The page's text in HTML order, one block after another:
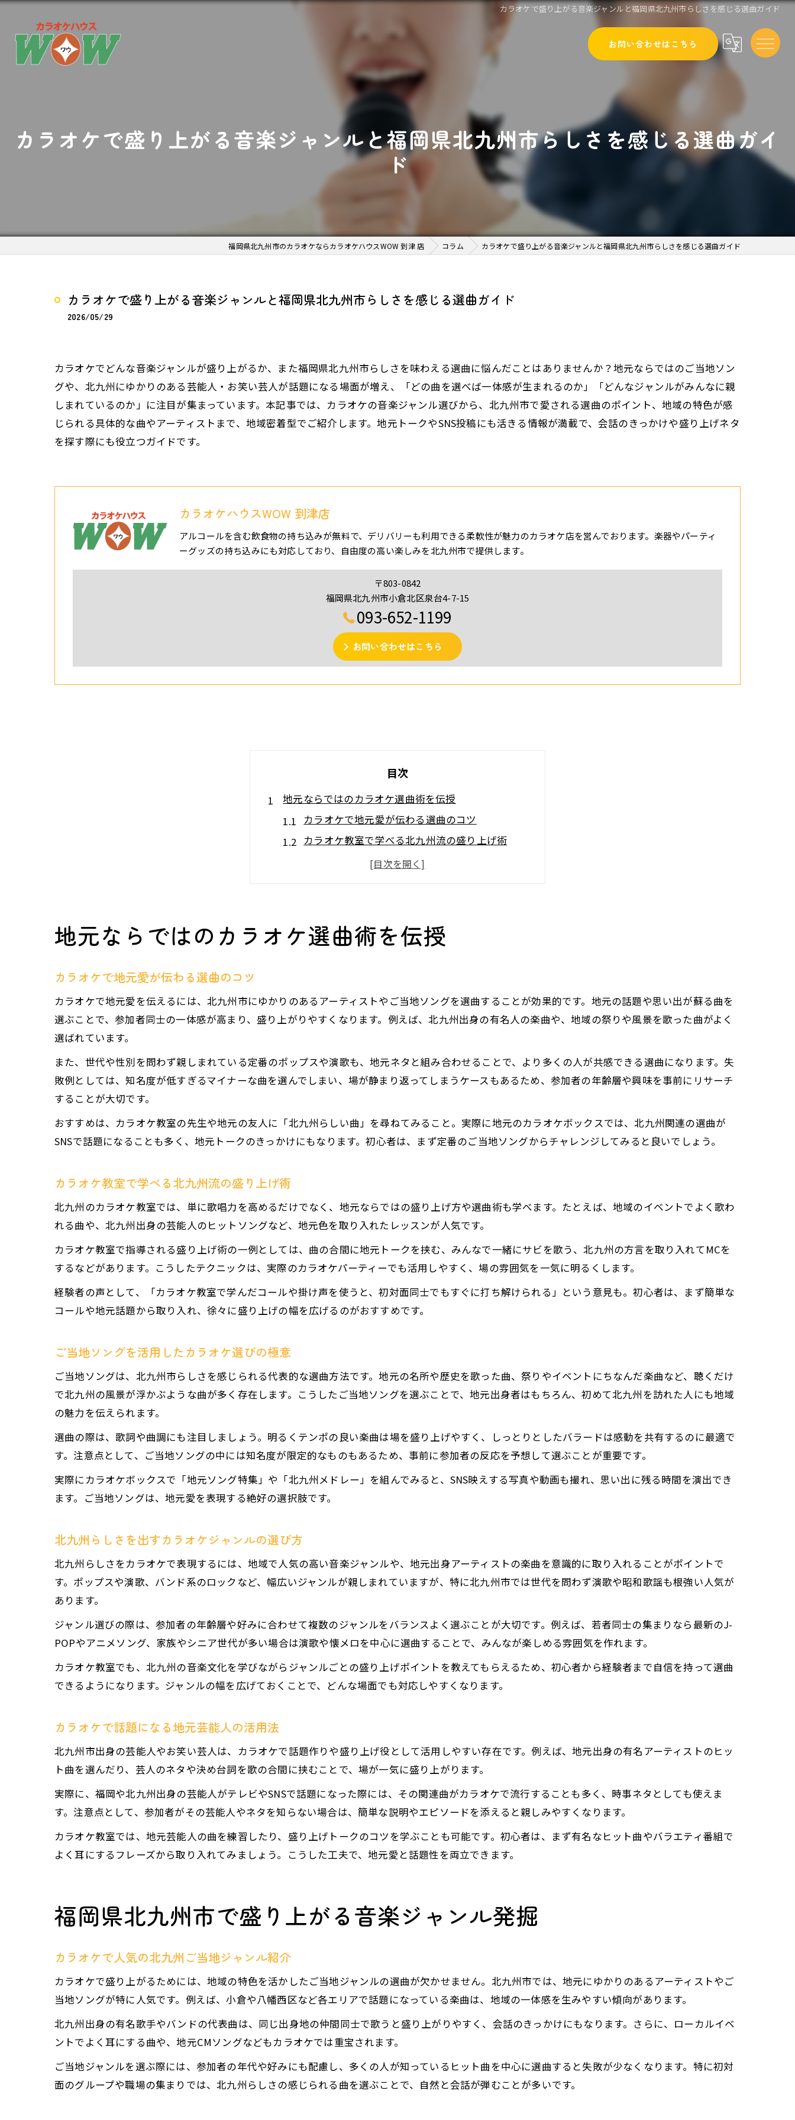
カラオケで盛り上がる音楽ジャンルと福岡県北九州市らしさを感じる選曲ガイド
お問い合わせはこちら
カラオケで盛り上がる音楽ジャンルと福岡県北九州市らしさを感じる選曲ガイ
ド
福岡県北九州市のカラオケならカラオケハウスWOW 到津 店 コラム カラオケで盛り上がる音楽ジャンルと福岡県北九州市らしさを感じる選曲ガイド
カラオケで盛り上がる音楽ジャンルと福岡県北九州市らしさを感じる選曲ガイド
2026/05/29
カラオケでどんな音楽ジャンルが盛り上がるか、また福岡県北九州市らしさを味わえる選曲に悩んだことはありませんか？地元ならではのご当地ソン
グや、北九州にゆかりのある芸能人・お笑い芸人が話題になる場面が増え、「どの曲を選べば一体感が生まれるのか」「どんなジャンルがみんなに親
しまれているのか」に注目が集まっています。本記事では、カラオケの音楽ジャンル選びから、北九州市で愛される選曲のポイント、地域の特色が感
じられる具体的な曲やアーティストまで、地域密着型でご紹介します。地元トークやSNS投稿にも活きる情報が満載で、会話のきっかけや盛り上げネタ
を探す際にも役立つガイドです。
カラオケハウスWOW 到津店
アルコールを含む飲食物の持ち込みが無料で、デリバリーも利用できる柔軟性が魅力のカラオケ店を営んでおります。楽器やパーティ
ーグッズの持ち込みにも対応しており、自由度の高い楽しみを北九州市で提供します。
〒803-0842
福岡県北九州市小倉北区泉台4-7-15
093-652-1199
お問い合わせはこちら
目次
地元ならではのカラオケ選曲術を伝授
カラオケで地元愛が伝わる選曲のコツ
カラオケ教室で学べる北九州流の盛り上げ術
ご当地ソングを活用したカラオケ選びの極意
福岡県北九州市で盛り上がる音楽ジャンル発掘
カラオケで人気の北九州ご当地ジャンル紹介
芸能人ゆかりのカラオケジャンルおすすめ特集
カラオケで一体感が生まれる音楽ジャンル分析
カラオケと北九州市の音楽文化の深い関係
安いカラオケ店で味わう地元ならではの魅力
芸能人やご当地ソングで地域愛を深める方法
カラオケ教室が紹介する北九州らしい楽しみ方
ご当地ソングが光るカラオケジャンル特集
カラオケで盛り上がる北九州流ジャンル選び
カラオケ喫茶でも人気の地域密着ジャンル
北九州芸能人ゆかりの音楽ジャンルが話題
話題を集めるカラオケ曲選びの極意
カラオケで注目される選曲のポイントを解説
芸能人にまつわるカラオケ選曲の工夫
カラオケ教室推薦の話題曲と選び方のコツ
カラオケで迷わない北九州おすすめジャンル
ご当地ソングに強いカラオケジャンル紹介
カラオケボックスで人気の選曲ジャンルとは
芸能人ゆかりのカラオケ曲を選ぶメリット
地元ならではのカラオケ選曲術を伝授
カラオケで地元愛が伝わる選曲のコツ
カラオケで地元愛を伝えるには、北九州市にゆかりのあるアーティストやご当地ソングを選曲することが効果的です。地元の話題や思い出が蘇る曲を
選ぶことで、参加者同士の一体感が高まり、盛り上がりやすくなります。例えば、北九州出身の有名人の楽曲や、地域の祭りや風景を歌った曲がよく
選ばれています。
また、世代や性別を問わず親しまれている定番のポップスや演歌も、地元ネタと組み合わせることで、より多くの人が共感できる選曲になります。失
敗例としては、知名度が低すぎるマイナーな曲を選んでしまい、場が静まり返ってしまうケースもあるため、参加者の年齢層や興味を事前にリサーチ
することが大切です。
おすすめは、カラオケ教室の先生や地元の友人に「北九州らしい曲」を尋ねてみること。実際に地元のカラオケボックスでは、北九州関連の選曲が
SNSで話題になることも多く、地元トークのきっかけにもなります。初心者は、まず定番のご当地ソングからチャレンジしてみると良いでしょう。
カラオケ教室で学べる北九州流の盛り上げ術
北九州のカラオケ教室では、単に歌唱力を高めるだけでなく、地元ならではの盛り上げ方や選曲術も学べます。たとえば、地域のイベントでよく歌わ
れる曲や、北九州出身の芸能人のヒットソングなど、地元色を取り入れたレッスンが人気です。
カラオケ教室で指導される盛り上げ術の一例としては、曲の合間に地元トークを挟む、みんなで一緒にサビを歌う、北九州の方言を取り入れてMCを
するなどがあります。こうしたテクニックは、実際のカラオケパーティーでも活用しやすく、場の雰囲気を一気に明るくします。
経験者の声として、「カラオケ教室で学んだコールや掛け声を使うと、初対面同士でもすぐに打ち解けられる」という意見も。初心者は、まず簡単な
コールや地元話題から取り入れ、徐々に盛り上げの幅を広げるのがおすすめです。
ご当地ソングを活用したカラオケ選びの極意
ご当地ソングは、北九州市らしさを感じられる代表的な選曲方法です。地元の名所や歴史を歌った曲、祭りやイベントにちなんだ楽曲など、聴くだけ
で北九州の風景が浮かぶような曲が多く存在します。こうしたご当地ソングを選ぶことで、地元出身者はもちろん、初めて北九州を訪れた人にも地域
の魅力を伝えられます。
選曲の際は、歌詞や曲調にも注目しましょう。明るくテンポの良い楽曲は場を盛り上げやすく、しっとりとしたバラードは感動を共有するのに最適で
す。注意点として、ご当地ソングの中には知名度が限定的なものもあるため、事前に参加者の反応を予想して選ぶことが重要です。
実際にカラオケボックスで「地元ソング特集」や「北九州メドレー」を組んでみると、SNS映えする写真や動画も撮れ、思い出に残る時間を演出でき
ます。ご当地ソングは、地元愛を表現する絶好の選択肢です。
北九州らしさを出すカラオケジャンルの選び方
北九州らしさをカラオケで表現するには、地域で人気の高い音楽ジャンルや、地元出身アーティストの楽曲を意識的に取り入れることがポイントで
す。ポップスや演歌、バンド系のロックなど、幅広いジャンルが親しまれていますが、特に北九州市では世代を問わず演歌や昭和歌謡も根強い人気が
あります。
ジャンル選びの際は、参加者の年齢層や好みに合わせて複数のジャンルをバランスよく選ぶことが大切です。例えば、若者同士の集まりなら最新のJ-
POPやアニメソング、家族やシニア世代が多い場合は演歌や懐メロを中心に選曲することで、みんなが楽しめる雰囲気を作れます。
カラオケ教室でも、北九州の音楽文化を学びながらジャンルごとの盛り上げポイントを教えてもらえるため、初心者から経験者まで自信を持って選曲
できるようになります。ジャンルの幅を広げておくことで、どんな場面でも対応しやすくなります。
カラオケで話題になる地元芸能人の活用法
北九州市出身の芸能人やお笑い芸人は、カラオケで話題作りや盛り上げ役として活用しやすい存在です。例えば、地元出身の有名アーティストのヒッ
ト曲を選んだり、芸人のネタや決め台詞を歌の合間に挟むことで、場が一気に盛り上がります。
実際に、福岡や北九州出身の芸能人がテレビやSNSで話題になった際には、その関連曲がカラオケで流行することも多く、時事ネタとしても使えま
す。注意点として、参加者がその芸能人やネタを知らない場合は、簡単な説明やエピソードを添えると親しみやすくなります。
カラオケ教室では、地元芸能人の曲を練習したり、盛り上げトークのコツを学ぶことも可能です。初心者は、まず有名なヒット曲やバラエティ番組で
よく耳にするフレーズから取り入れてみましょう。こうした工夫で、地元愛と話題性を両立できます。
福岡県北九州市で盛り上がる音楽ジャンル発掘
カラオケで人気の北九州ご当地ジャンル紹介
カラオケで盛り上がるためには、地域の特色を活かしたご当地ジャンルの選曲が欠かせません。北九州市では、地元にゆかりのあるアーティストやご
当地ソングが特に人気です。例えば、小倉や八幡西区など各エリアで話題になっている楽曲は、地域の一体感を生みやすい傾向があります。
北九州出身の有名歌手やバンドの代表曲は、同じ出身地の仲間同士で歌うと盛り上がりやすく、会話のきっかけにもなります。さらに、ローカルイベ
ントでよく耳にする曲や、地元CMソングなどもカラオケでは重宝されます。
ご当地ジャンルを選ぶ際には、参加者の年代や好みにも配慮し、多くの人が知っているヒット曲を中心に選曲すると失敗が少なくなります。特に初対
面のグループや職場の集まりでは、北九州らしさの感じられる曲を選ぶことで、自然と会話が弾むことが多いです。